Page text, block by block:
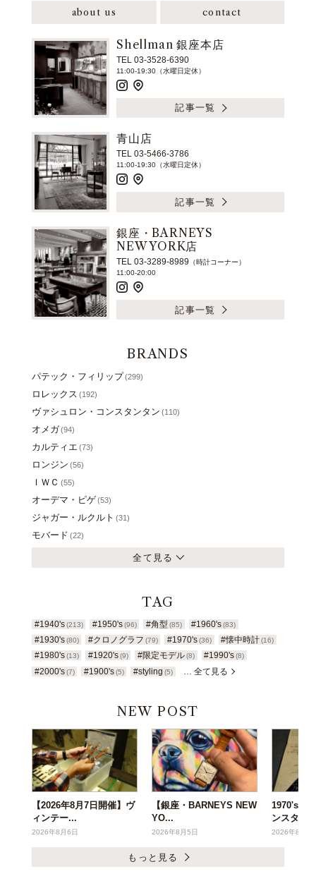
about us contact
Shellman 銀座本店
TEL 03-3528-6390
11:00-19:30（水曜日定休）
記事一覧
青山店
TEL 03-5466-3786
11:00-19:30（水曜日定休）
記事一覧
銀座・BARNEYS
NEW YORK店
TEL 03-3289-8989 （時計コーナー）
11:00-20:00
記事一覧
BRANDS
パテック・フィリップ(299)
ロレックス (192)
ヴァシュロン・コンスタンタン (110)
オメガ(94)
カルティエ (73)
ロンジン (56)
ＩＷＣ (55)
オーデマ・ピゲ(53)
ジャガー・ルクルト (31)
モバード (22)
全て見る
TAG
#1940's (213) #1950's(96) #角型 (85) #1960's (83)
#1930's (80) #クロノグラフ (79) #1970's(36) #懐中時計 (16)
#1980's (13) #1920's(9) #限定モデル(8) #1990's (8)
#2000's (7) #1900's(5) #styling (5) … 全て見る
NEW POST
【2026年8月7日開催】ヴ
ィンテー...
2026年8月6日
【銀座・BARNEYS NEW
YO...
2026年8月5日
1970's ヴ
ンスタ...
2026年8月3
もっと見る